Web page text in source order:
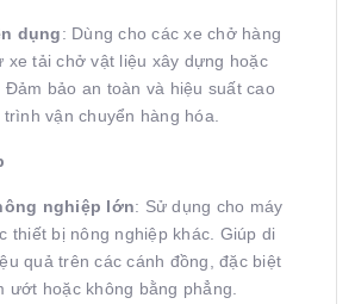
dụng: Dùng cho các xe chở hàng
xe tải chở vật liệu xây dựng hoặc
Đảm bảo an toàn và hiệu suất cao
vận chuyển hàng hóa.
nghiệp lớn: Sử dụng cho máy
thiết bị nông nghiệp khác. Giúp di
quả trên các cánh đồng, đặc biệt
ướt hoặc không bằng phẳng.